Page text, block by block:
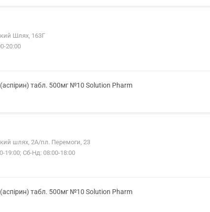
Шлях, 163Г
20:00
табл. 500мг №10 Solution Pharm
шлях, 2А/пл. Перемоги, 23
19:00; Сб-Нд: 08:00-18:00
табл. 500мг №10 Solution Pharm